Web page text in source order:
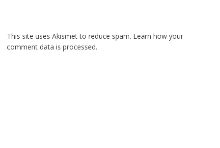
This site uses Akismet to reduce spam. Learn how your
comment data is processed.